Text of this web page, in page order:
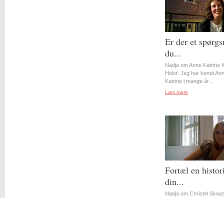
Er der et
du...
Nadja om Anne Katrine
Holst: Jeg har kendt
Katrine i mange år...
Læs mere
Fortæl en
din...
Nadja om Christel